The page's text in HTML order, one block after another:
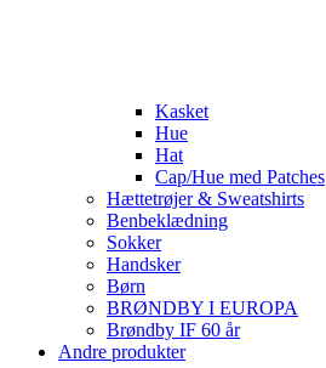
Kasket
Hue
Hat
Cap/Hue med Patches
Hættetrøjer & Sweatshirts
Benbeklædning
Sokker
Handsker
Børn
BRØNDBY I EUROPA
Brøndby IF 60 år
Andre produkter